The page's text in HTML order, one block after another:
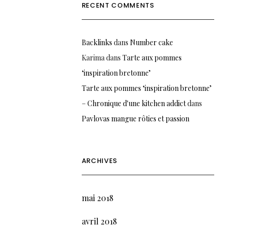
RECENT COMMENTS
Backlinks dans Number cake
Karimadans Tarte aux pommes
‘inspiration bretonne’
Tarte aux pommes ‘inspiration bretonne’
– Chronique d'une kitchen addictdans
Pavlovas mangue rôties et passion
ARCHIVES
mai 2018
avril 2018